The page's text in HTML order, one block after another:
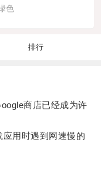
色
排行
商店已经成为许
用时遇到网速慢的